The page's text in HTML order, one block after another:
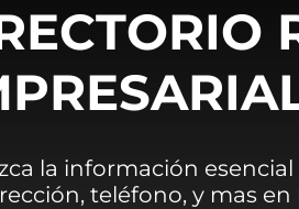
la información
teléfono, y mas